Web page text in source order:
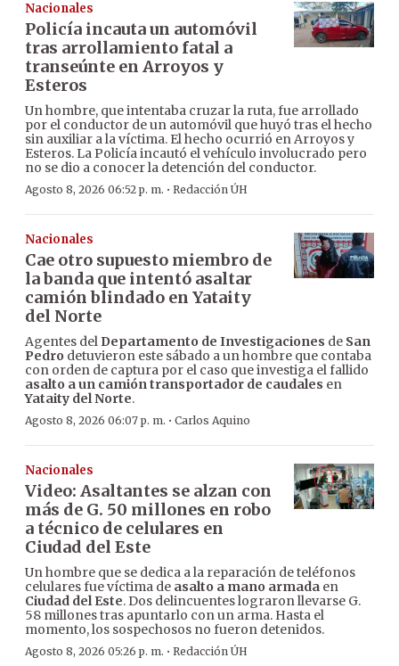
Nacionales
Policía incauta un automóvil
tras arrollamiento fatal a
transeúnte en Arroyos y
Esteros
Un hombre, que intentaba cruzar la ruta, fue arrollado
por el conductor de un automóvil que huyó tras el hecho
sin auxiliar a la víctima. El hecho ocurrió en Arroyos y
Esteros. La Policía incautó el vehículo involucrado pero
no se dio a conocer la detención del conductor.
Agosto 8, 2026 06:52 p. m. · Redacción ÚH
Nacionales
Cae otro supuesto miembro de
la banda que intentó asaltar
camión blindado en Yataity
del Norte
Agentes del Departamento de Investigaciones de San
Pedro detuvieron este sábado a un hombre que contaba
con orden de captura por el caso que investiga el fallido
asalto a un camión transportador de caudales en
Yataity del Norte.
Agosto 8, 2026 06:07 p. m. · Carlos Aquino
Nacionales
Video: Asaltantes se alzan con
más de G. 50 millones en robo
a técnico de celulares en
Ciudad del Este
Un hombre que se dedica a la reparación de teléfonos
celulares fue víctima de asalto a mano armada en
Ciudad del Este. Dos delincuentes lograron llevarse G.
58 millones tras apuntarlo con un arma. Hasta el
momento, los sospechosos no fueron detenidos.
Agosto 8, 2026 05:26 p. m. · Redacción ÚH